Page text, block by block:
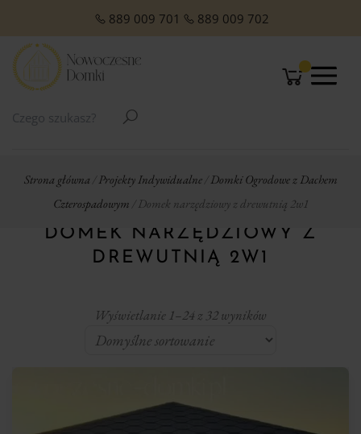
889 009 701 889 009 702
Strona główna Projekty Indywidualne/ Domki Ogrodowe z Dachem
Czterospadowym / Domek narzędziowy z drewutnią 2w1
DOMEK NARZĘDZIOWY Z
DREWUTNIĄ 2W1
Wyświetlanie 1–24 z 32 wyników